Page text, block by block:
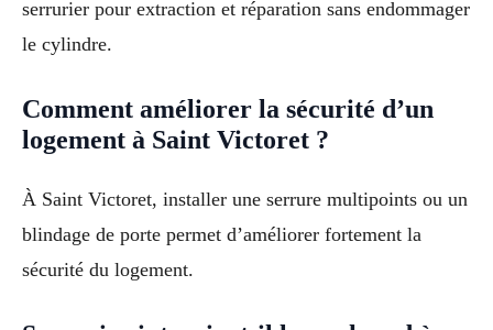
serrurier pour extraction et réparation sans endommager
le cylindre.
Comment améliorer la sécurité d’un
logement à Saint Victoret ?
À Saint Victoret, installer une serrure multipoints ou un
blindage de porte permet d’améliorer fortement la
sécurité du logement.